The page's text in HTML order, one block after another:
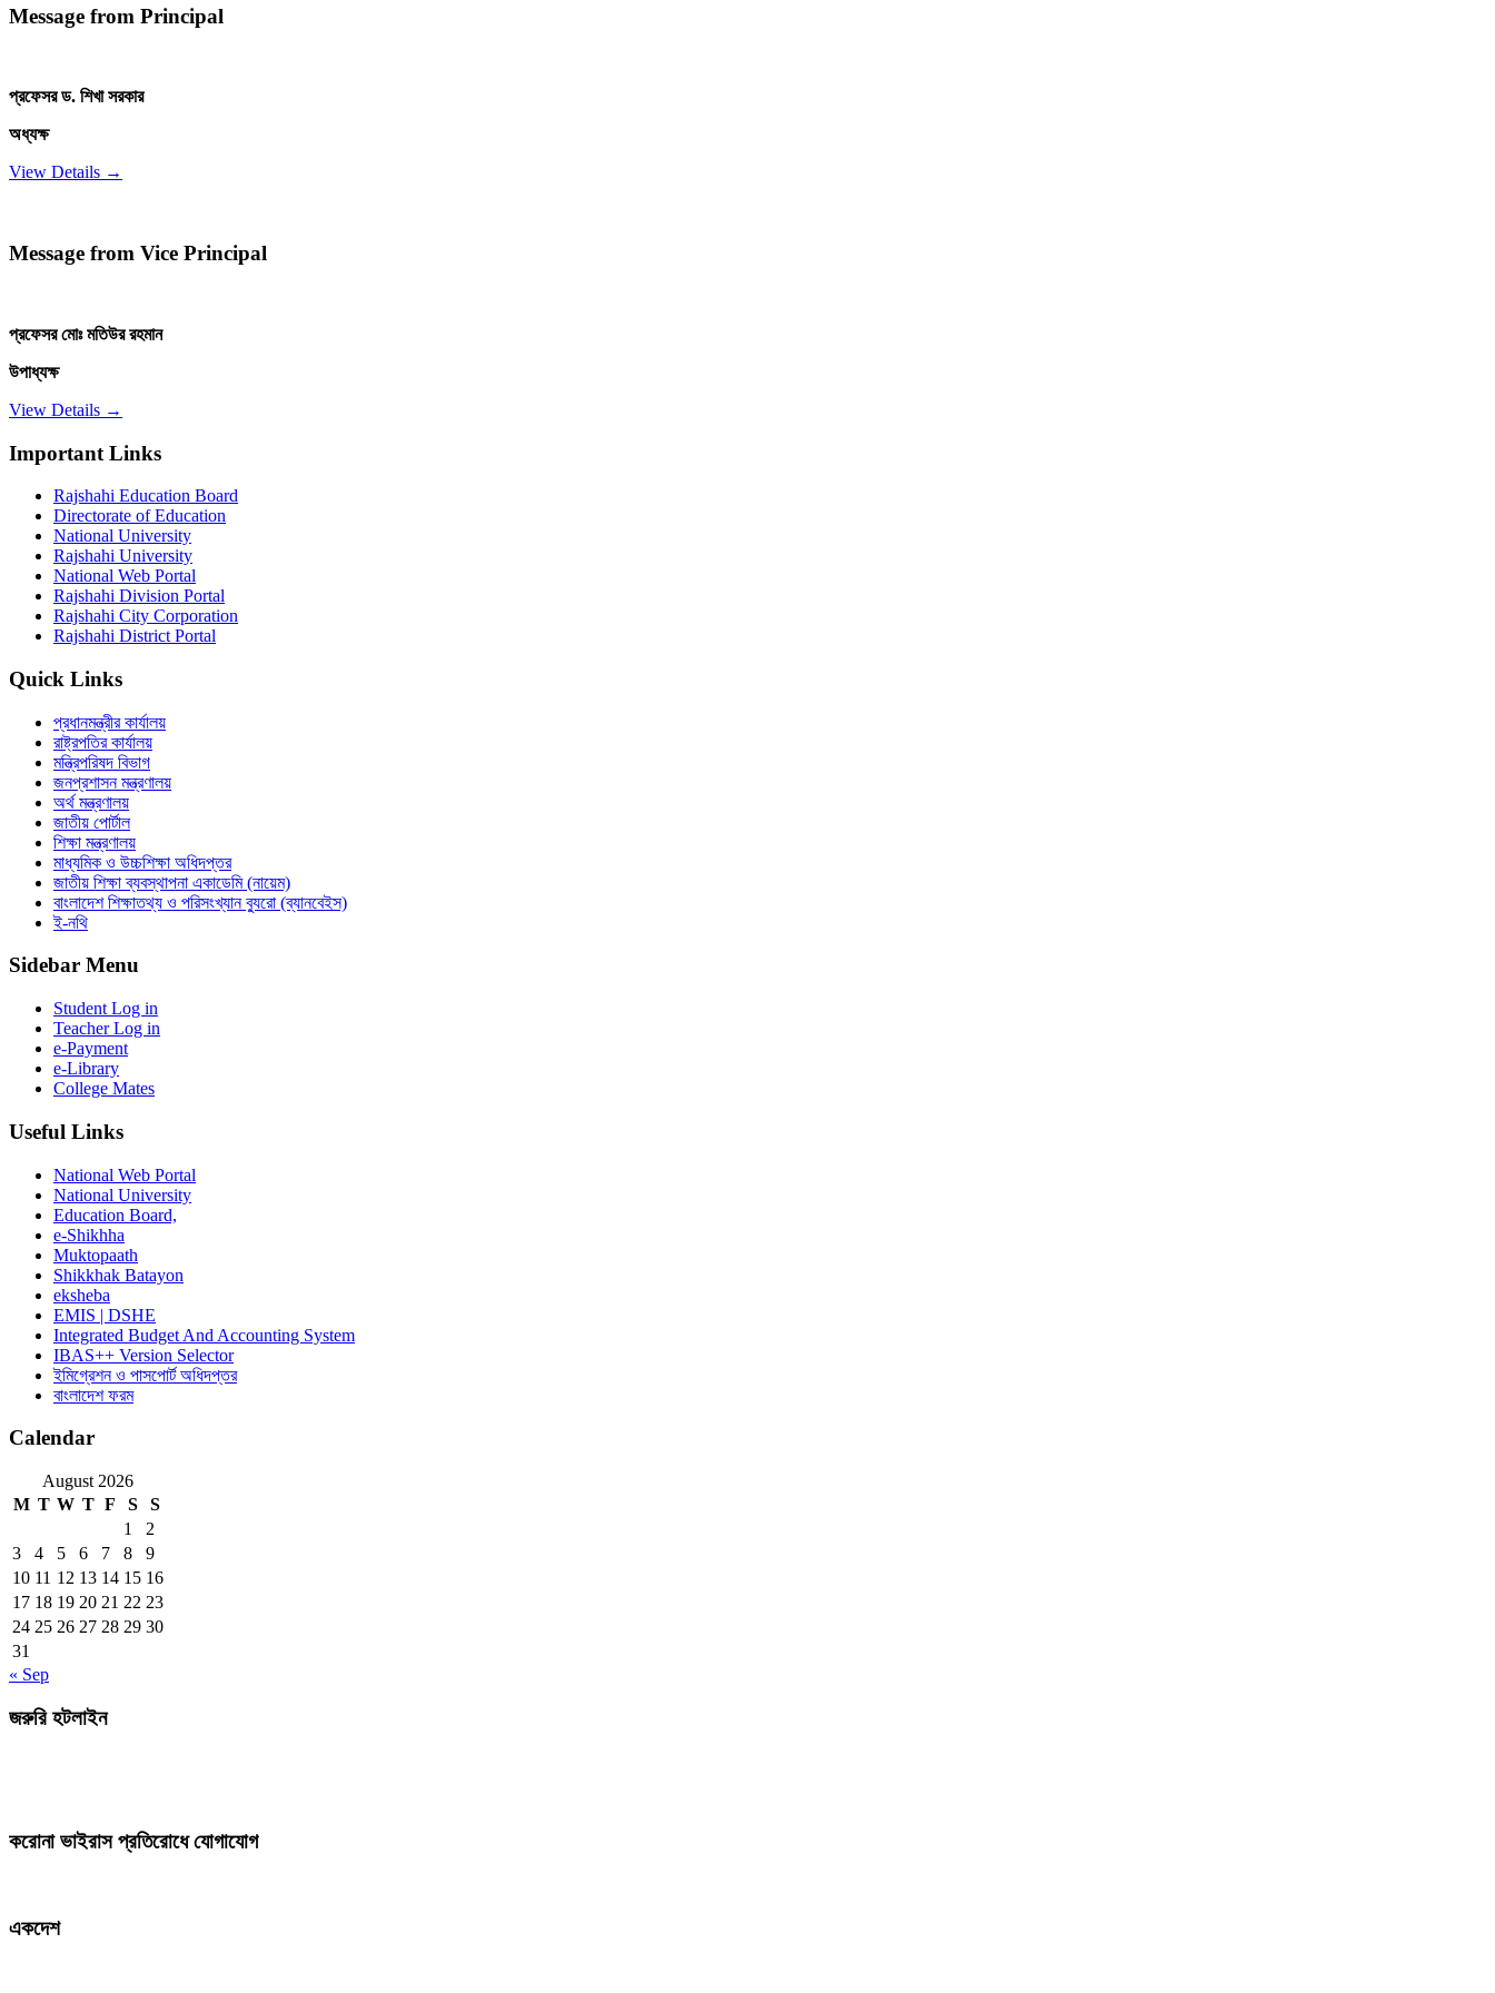
Message from Principal
প্রফেসর ড. শিখা সরকার
অধ্যক্ষ
View Details →
Message from Vice Principal
প্রফেসর মোঃ মতিউর রহমান
উপাধ্যক্ষ
View Details →
Important Links
Rajshahi Education Board
Directorate of Education
National University
Rajshahi University
National Web Portal
Rajshahi Division Portal
Rajshahi City Corporation
Rajshahi District Portal
Quick Links
প্রধানমন্ত্রীর কার্যালয়
রাষ্ট্রপতির কার্যালয়
মন্ত্রিপরিষদ বিভাগ
জনপ্রশাসন মন্ত্রণালয়
অর্থ মন্ত্রণালয়
জাতীয় পোর্টাল
শিক্ষা মন্ত্রণালয়
মাধ্যমিক ও উচ্চশিক্ষা অধিদপ্তর
জাতীয় শিক্ষা ব্যবস্থাপনা একাডেমি (নায়েম)
বাংলাদেশ শিক্ষাতথ্য ও পরিসংখ্যান ব্যুরো (ব্যানবেইস)
ই-নথি
Sidebar Menu
Student Log in
Teacher Log in
e-Payment
e-Library
College Mates
Useful Links
National Web Portal
National University
Education Board,
e-Shikhha
Muktopaath
Shikkhak Batayon
eksheba
EMIS | DSHE
Integrated Budget And Accounting System
IBAS++ Version Selector
ইমিগ্রেশন ও পাসপোর্ট অধিদপ্তর
বাংলাদেশ ফরম
Calendar
August 2026
M T W T F S
S
1
2
3
4 5 6 7 8
9
10 11 12 13 14 15 16
17 18 19 20 21 22 23
24 25 26 27 28 29 30
31
« Sep
জরুরি হটলাইন
করোনা ভাইরাস প্রতিরোধে যোগাযোগ
একদেশ